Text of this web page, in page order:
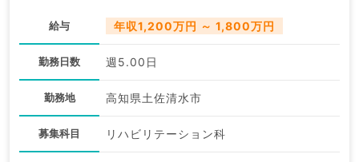
給与 年収1,200万円 ～ 1,800万円
勤務日数 週5.00日
勤務地 高知県土佐清水市
募集科目 リハビリテーション科